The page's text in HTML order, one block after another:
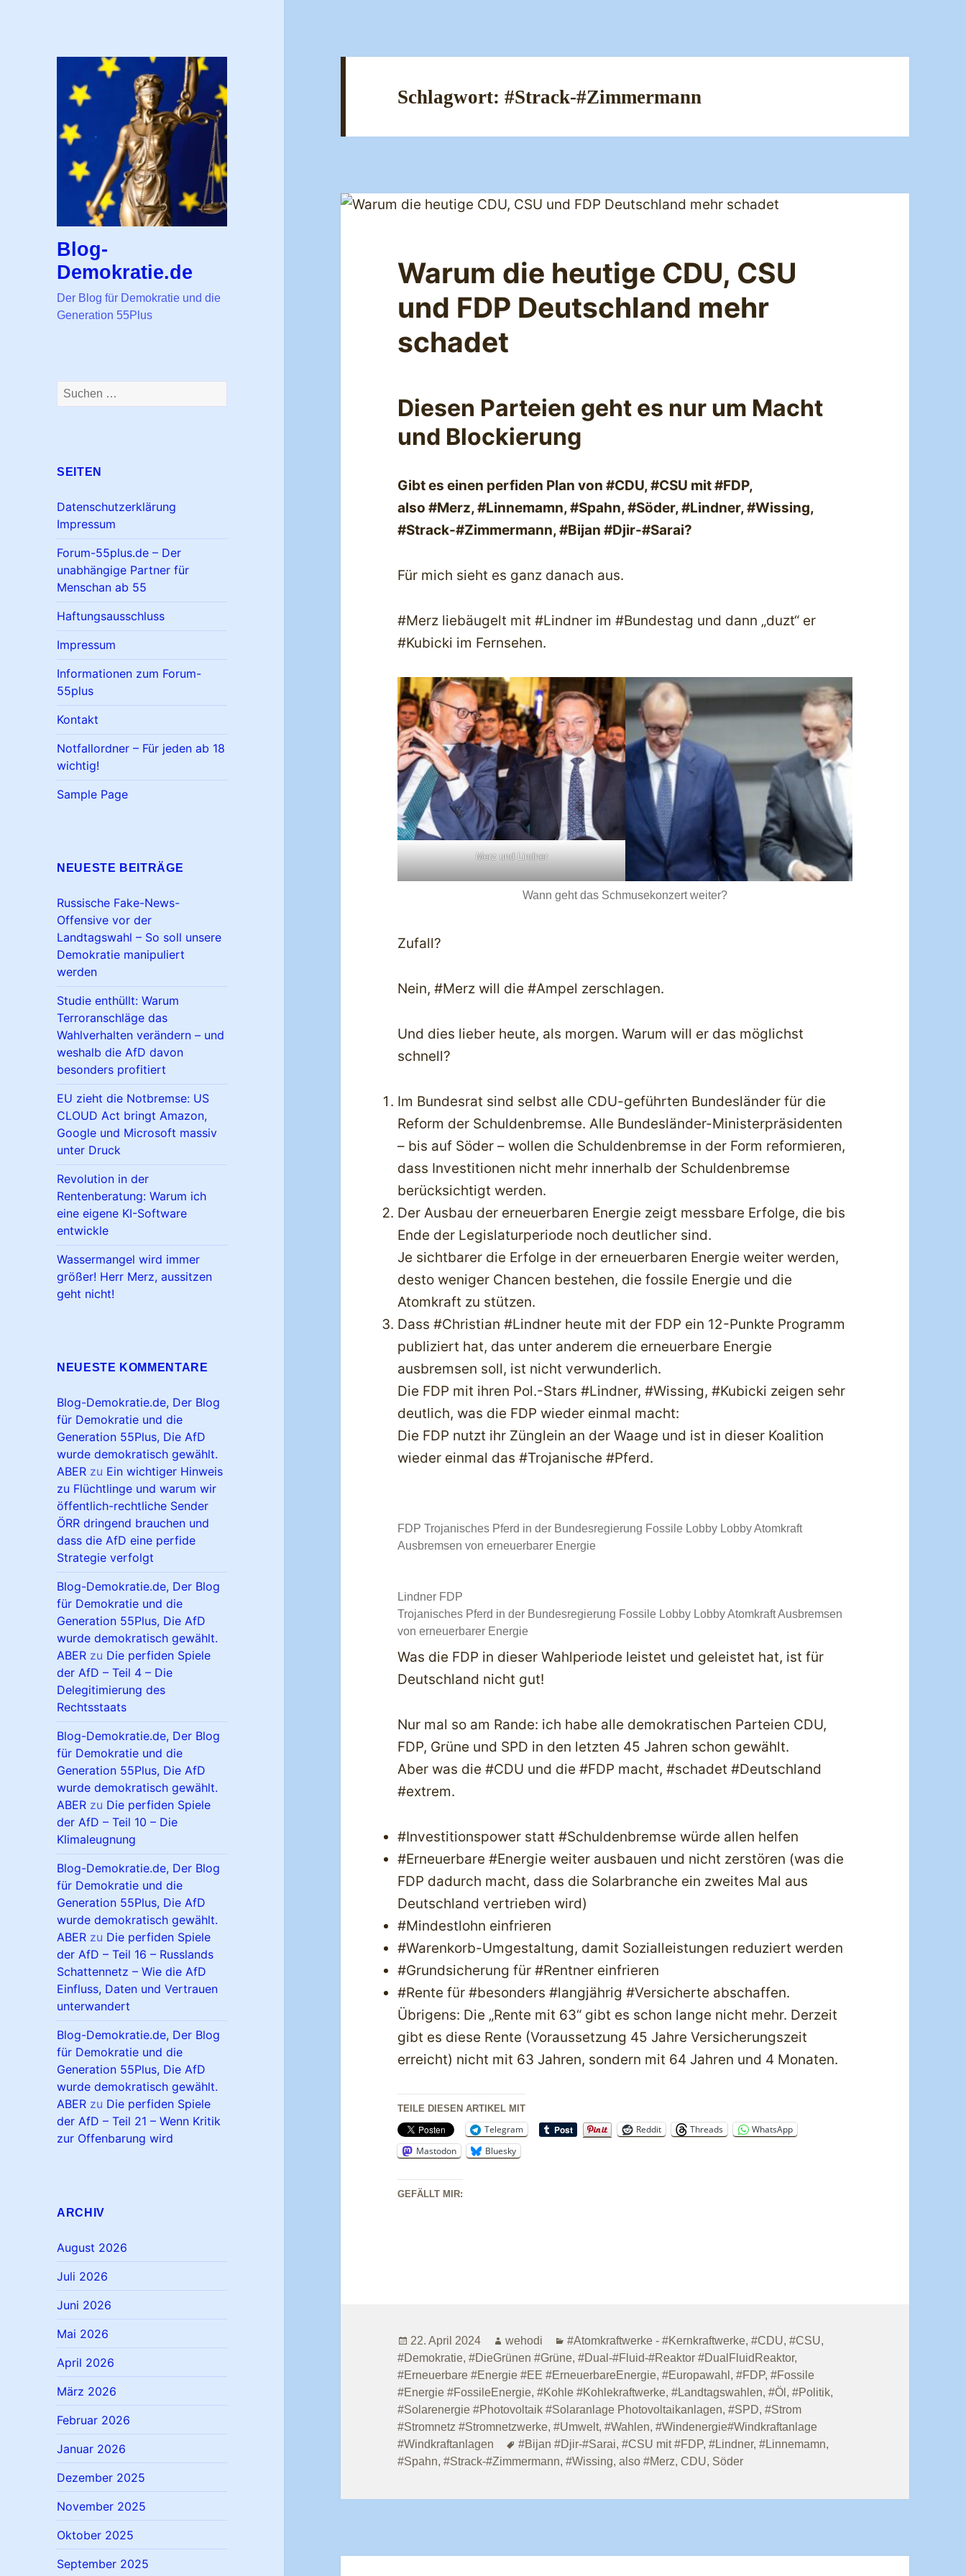
Blog-
Demokratie.de
Der Blog für Demokratie und die
Generation 55Plus
Suchen
nach:
SEITEN
Datenschutzerklärung
Impressum
Forum-55plus.de – Der
unabhängige Partner für
Menschan ab 55
Haftungsausschluss
Impressum
Informationen zum Forum-
55plus
Kontakt
Notfallordner – Für jeden ab 18
wichtig!
Sample Page
NEUESTE BEITRÄGE
Russische Fake-News-
Offensive vor der
Landtagswahl – So soll unsere
Demokratie manipuliert
werden
Studie enthüllt: Warum
Terroranschläge das
Wahlverhalten verändern – und
weshalb die AfD davon
besonders profitiert
EU zieht die Notbremse: US
CLOUD Act bringt Amazon,
Google und Microsoft massiv
unter Druck
Revolution in der
Rentenberatung: Warum ich
eine eigene KI-Software
entwickle
Wassermangel wird immer
größer! Herr Merz, aussitzen
geht nicht!
NEUESTE KOMMENTARE
Blog-Demokratie.de, Der Blog
für Demokratie und die
Generation 55Plus, Die AfD
wurde demokratisch gewählt.
ABER zu Ein wichtiger Hinweis
zu Flüchtlinge und warum wir
öffentlich-rechtliche Sender
ÖRR dringend brauchen und
dass die AfD eine perfide
Strategie verfolgt
Blog-Demokratie.de, Der Blog
für Demokratie und die
Generation 55Plus, Die AfD
wurde demokratisch gewählt.
ABER zu Die perfiden Spiele
der AfD – Teil 4 – Die
Delegitimierung des
Rechtsstaats
Blog-Demokratie.de, Der Blog
für Demokratie und die
Generation 55Plus, Die AfD
wurde demokratisch gewählt.
ABER zu Die perfiden Spiele
der AfD – Teil 10 – Die
Klimaleugnung
Blog-Demokratie.de, Der Blog
für Demokratie und die
Generation 55Plus, Die AfD
wurde demokratisch gewählt.
ABER zu Die perfiden Spiele
der AfD – Teil 16 – Russlands
Schattennetz – Wie die AfD
Einfluss, Daten und Vertrauen
unterwandert
Blog-Demokratie.de, Der Blog
für Demokratie und die
Generation 55Plus, Die AfD
wurde demokratisch gewählt.
ABER zu Die perfiden Spiele
der AfD – Teil 21 – Wenn Kritik
zur Offenbarung wird
ARCHIV
August 2026
Juli 2026
Juni 2026
Mai 2026
April 2026
März 2026
Februar 2026
Januar 2026
Dezember 2025
November 2025
Oktober 2025
September 2025
Schlagwort:#Strack-#Zimmermann
Warum die heutige CDU, CSU
und FDP Deutschland mehr
schadet
Diesen Parteien geht es nur um Macht
und Blockierung
Gibt es einen perfiden Plan von #CDU, #CSU mit #FDP,
also #Merz, #Linnemamn, #Spahn, #Söder, #Lindner, #Wissing,
#Strack-#Zimmermann, #Bijan #Djir-#Sarai?
Für mich sieht es ganz danach aus.
#Merz liebäugelt mit #Lindner im #Bundestag und dann „duzt“ er
#Kubicki im Fernsehen.
Merz und Lindner
Wann geht das Schmusekonzert weiter?
Zufall?
Nein, #Merz will die #Ampel zerschlagen.
Und dies lieber heute, als morgen. Warum will er das möglichst
schnell?
Im Bundesrat sind selbst alle CDU-geführten Bundesländer für die
Reform der Schuldenbremse. Alle Bundesländer-Ministerpräsidenten
– bis auf Söder – wollen die Schuldenbremse in der Form reformieren,
dass Investitionen nicht mehr innerhalb der Schuldenbremse
berücksichtigt werden.
Der Ausbau der erneuerbaren Energie zeigt messbare Erfolge, die bis
Ende der Legislaturperiode noch deutlicher sind.
Je sichtbarer die Erfolge in der erneuerbaren Energie weiter werden,
desto weniger Chancen bestehen, die fossile Energie und die
Atomkraft zu stützen.
Dass #Christian #Lindner heute mit der FDP ein 12-Punkte Programm
publiziert hat, das unter anderem die erneuerbare Energie
ausbremsen soll, ist nicht verwunderlich.
Die FDP mit ihren Pol.-Stars #Lindner, #Wissing, #Kubicki zeigen sehr
deutlich, was die FDP wieder einmal macht:
Die FDP nutzt ihr Zünglein an der Waage und ist in dieser Koalition
wieder einmal das #Trojanische #Pferd.
FDP Trojanisches Pferd in der Bundesregierung Fossile Lobby Lobby Atomkraft
Ausbremsen von erneuerbarer Energie
Lindner FDP
Trojanisches Pferd in der Bundesregierung Fossile Lobby Lobby Atomkraft Ausbremsen
von erneuerbarer Energie
Was die FDP in dieser Wahlperiode leistet und geleistet hat, ist für
Deutschland nicht gut!
Nur mal so am Rande: ich habe alle demokratischen Parteien CDU,
FDP, Grüne und SPD in den letzten 45 Jahren schon gewählt.
Aber was die #CDU und die #FDP macht, #schadet #Deutschland
#extrem.
#Investitionspower statt #Schuldenbremse würde allen helfen
#Erneuerbare #Energie weiter ausbauen und nicht zerstören (was die
FDP dadurch macht, dass die Solarbranche ein zweites Mal aus
Deutschland vertrieben wird)
#Mindestlohn einfrieren
#Warenkorb-Umgestaltung, damit Sozialleistungen reduziert werden
#Grundsicherung für #Rentner einfrieren
#Rente für #besonders #langjährig #Versicherte abschaffen.
Übrigens: Die „Rente mit 63“ gibt es schon lange nicht mehr. Derzeit
gibt es diese Rente (Voraussetzung 45 Jahre Versicherungszeit
erreicht) nicht mit 63 Jahren, sondern mit 64 Jahren und 4 Monaten.
TEILE DIESEN ARTIKEL MIT
Telegram Reddit Threads
WhatsApp
Mastodon
Bluesky
GEFÄLLT MIR:
Veröffentlicht
am
22. April 2024 Autor
wehodi Kategorien
#Atomkraftwerke - #Kernkraftwerke,#CDU,#CSU,
#Demokratie,#DieGrünen #Grüne,#Dual-#Fluid-#Reaktor #DualFluidReaktor,
#Erneuerbare #Energie #EE #ErneuerbareEnergie,#Europawahl ,#FDP,#Fossile
#Energie #FossileEnergie,#Kohle #Kohlekraftwerke,#Landtagswahlen,#Öl ,#Politik,
#Solarenergie #Photovoltaik #Solaranlage Photovoltaikanlagen,#SPD,#Strom
#Stromnetz #Stromnetzwerke,#Umwelt,#Wahlen,#Windenergie#Windkraftanlage
#Windkraftanlagen
Schlagwörter
#Bijan #Djir-#Sarai,#CSU mit #FDP,#Lindner,#Linnemamn,
#Spahn,#Strack-#Zimmermann,#Wissing,also #Merz,CDU, Söder